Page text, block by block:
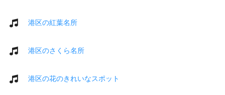
港区の紅葉名所
港区のさくら名所
港区の花のきれいなスポット